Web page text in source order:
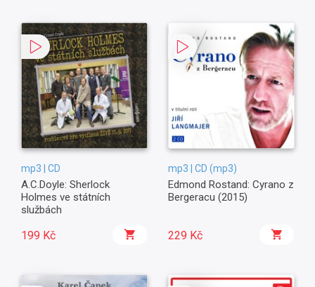
mp3 | CD
A.C.Doyle: Sherlock
Holmes ve státních
službách
199 Kč
mp3 | CD (mp3)
Edmond Rostand: Cyrano z
Bergeracu (2015)
229 Kč